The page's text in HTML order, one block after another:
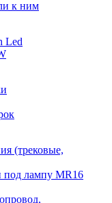
к ним
Led
(трековые,
под лампу MR16